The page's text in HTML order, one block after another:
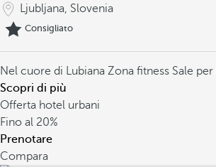
Ljubljana, Slovenia
Consigliato
Nel cuore di Lubiana Zona fitness Sale
Scopri di più
Offerta hotel urbani
Fino al 20%
Prenotare
Compara